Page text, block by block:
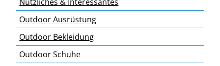
Outdoor Ausrüstung
Outdoor Bekleidung
Outdoor Schuhe